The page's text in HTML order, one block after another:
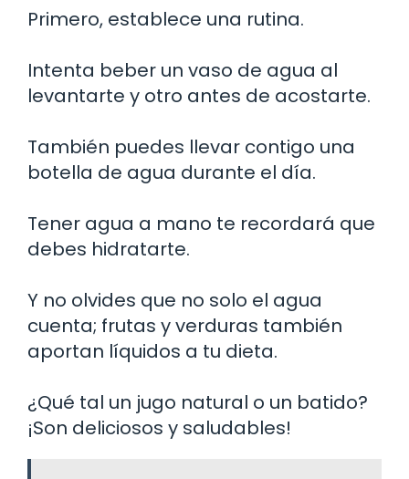
Primero, establece una rutina.
Intenta beber un vaso de agua al
levantarte y otro antes de acostarte.
También puedes llevar contigo una
botella de agua durante el día.
Tener agua a mano te recordará que
debes hidratarte.
Y no olvides que no solo el agua
cuenta; frutas y verduras también
aportan líquidos a tu dieta.
¿Qué tal un jugo natural o un batido?
¡Son deliciosos y saludables!